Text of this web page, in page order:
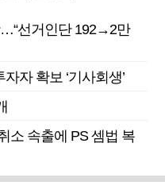
선거인단 192→2만
자 확보 ‘기사회생’
소 속출에 PS 셈법 복